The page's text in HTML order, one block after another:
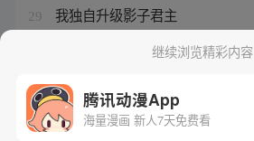
29 我独自升级影子君主
回复术士的重生第一季继续浏览精彩内容
腾讯动漫App
海量漫画 新人7天免费看